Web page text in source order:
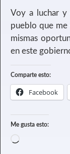
Voy a luchar
pueblo que me
mismas
en este
Comparte esto:
Facebook
Me gusta esto: